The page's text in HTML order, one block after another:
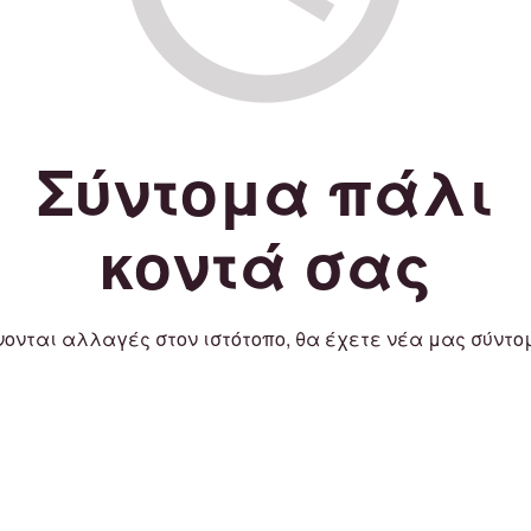
Σύντομα πάλι
κοντά σας
αλλαγές στον ιστότοπο, θα έχετε νέα μας